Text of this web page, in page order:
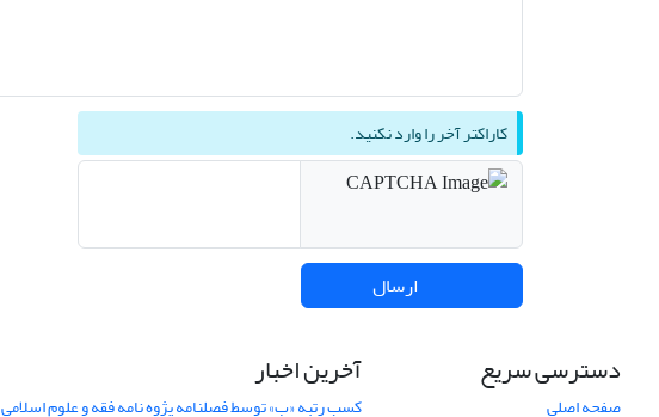
کاراکتر آخر را وارد نکنید.
ارسال
دسترسی سریع
صفحه اصلی
آخرین اخبار
کسب رتبه «ب» توسط فصلنامه پژوه نامه فقه و علوم اسلامی